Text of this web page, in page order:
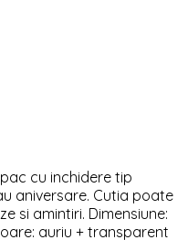
cu inchidere tip
aniversare. Cutia poate
si amintiri. Dimensiune:
auriu + transparent